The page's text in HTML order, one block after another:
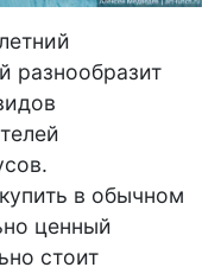
разнообразит
в обычном
ценный
стоит